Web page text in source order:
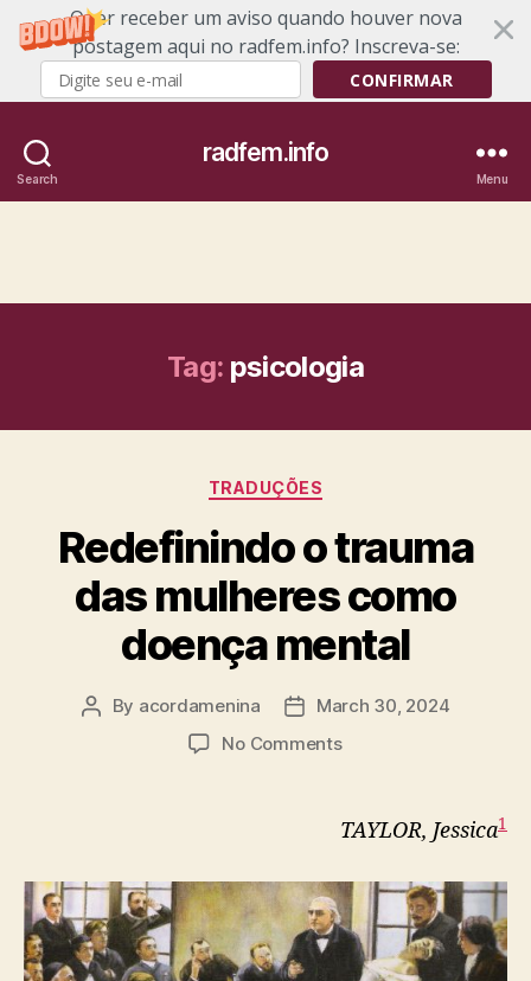
Quer receber um aviso quando houver nova
postagem aqui no radfem.info? Inscreva-se:
CONFIRMAR
Search
radfem.info
Menu
Tag: psicologia
Categories
TRADUÇÕES
Redefinindo o trauma
das mulheres como
doença mental
Post
By acordamenina
PostMarch 30, 2024
No Commentson
trauma
como
doença
mental
TAYLOR, Jessica1